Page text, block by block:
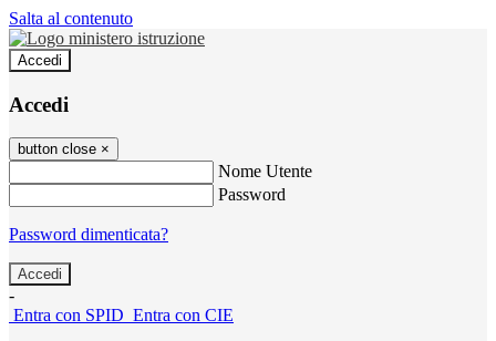
Salta al contenuto
Accedi
Accedi
button close ×
Nome Utente
Password
Password dimenticata?
-
Entra con SPID Entra con CIE